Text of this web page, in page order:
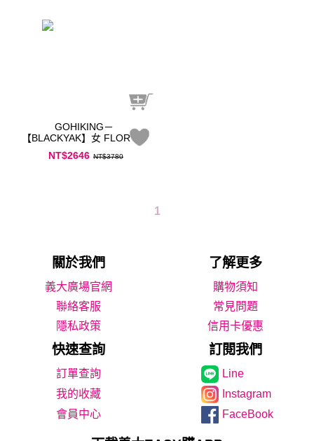
GOHIKING－
【BLACKYAK】女 FLORY印
花背心（白色）－花樣設計
NT$2646 NT$3780
1
關於我們 了解更多
義大廣場官網
購物須知
聯絡客服
常見問題
隱私政策
信用卡優惠
快速查詢 訂閱我們
Line
我的收藏
Instagram
會員中心
FaceBook